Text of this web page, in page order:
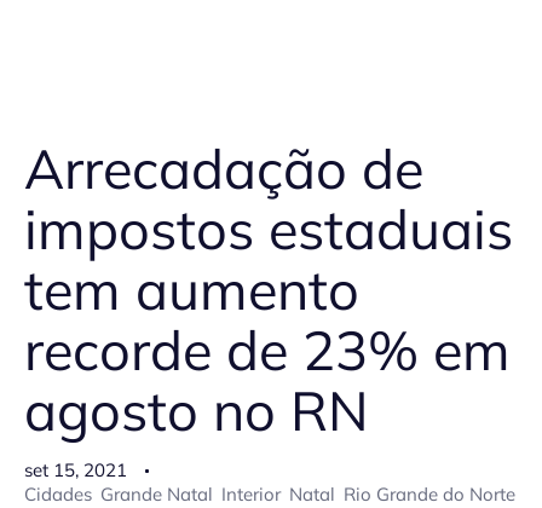
Arrecadação de
impostos estaduais
tem aumento
recorde de 23% em
agosto no RN
set 15, 2021
Cidades Grande Natal Interior Natal Rio Grande do Norte